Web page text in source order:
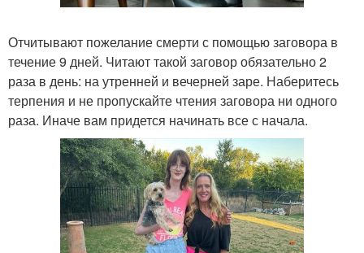
Отчитывают пожелание смерти с помощью заговора в
течение 9 дней. Читают такой заговор обязательно 2
раза в день: на утренней и вечерней заре. Наберитесь
терпения и не пропускайте чтения заговора ни одного
раза. Иначе вам придется начинать все с начала.